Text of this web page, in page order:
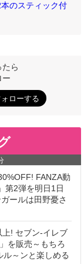
のスティック付
ら
ー
FANZA動
第2弾を明日1日
ールは田野憂さ
! セブン‐イレブ
を販売～もちろ
ル～ンと楽しめる